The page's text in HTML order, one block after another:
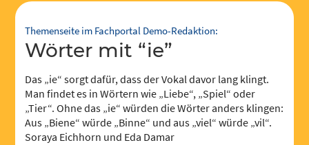
Themenseite im Fachportal Demo-Redaktion:
Wörter mit “ie”
Das „ie“ sorgt dafür, dass der Vokal davor lang klingt.
Man findet es in Wörtern wie „Liebe“, „Spiel“ oder
„Tier“. Ohne das „ie“ würden die Wörter anders klingen:
Aus „Biene“ würde „Binne“ und aus „viel“ würde „vil“.
Soraya Eichhorn und Eda Damar